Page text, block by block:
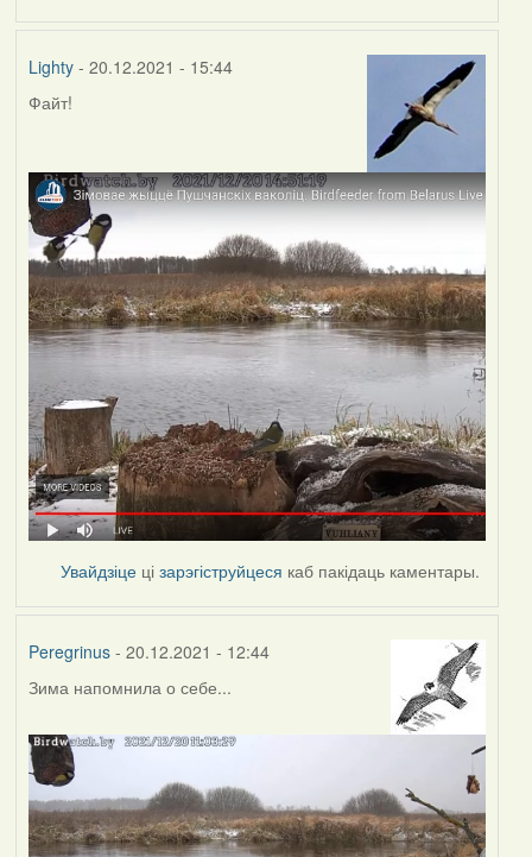
Lighty- 20.12.2021 - 15:44
Файт!
Увайдзіце цізарэгіструйцеся каб пакідаць каментары.
Peregrinus- 20.12.2021 - 12:44
Зима напомнила о себе...